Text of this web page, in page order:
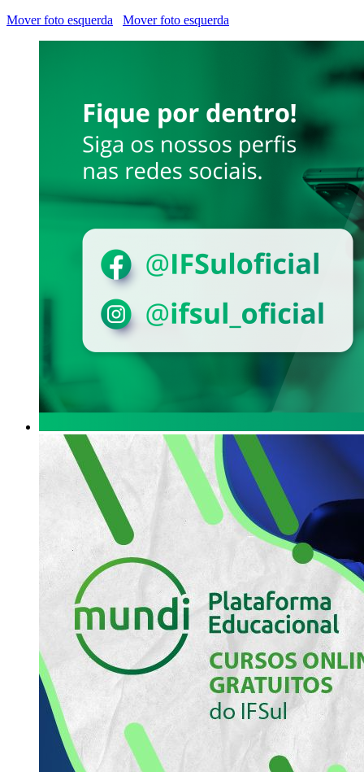
Mover foto esquerda
Mover foto esquerda